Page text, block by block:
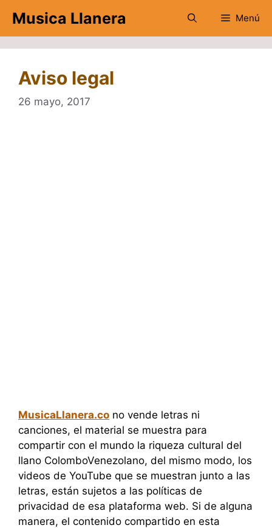
contenido
Musica Llanera Menú
Aviso legal
26 mayo, 2017
MusicaLlanera.co no vende letras ni
canciones, el material se muestra para
compartir con el mundo la riqueza cultural del
llano ColomboVenezolano, del mismo modo, los
videos de YouTube que se muestran junto a las
letras, están sujetos a las políticas de
privacidad de esa plataforma web. Si de alguna
manera, el contenido compartido en esta